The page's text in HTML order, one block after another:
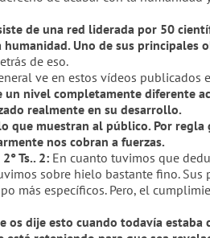
de una red liderada por 50
Uno de sus
ás de eso.
ve en estos vídeos
un nivel completamente diferente
realmente en su desarrollo.
que muestran al público. Por regla
nos cobran a fuerzas.
2° Ts.. 2: En cuanto tuvimos que
sobre hielo bastante fino.
más específicos. Pero, el
os dije esto cuando todavía estaba